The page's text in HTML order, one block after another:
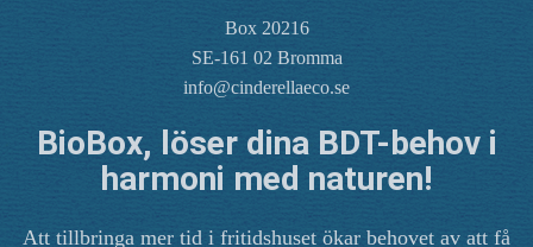
Box 20216
SE-161 02 Bromma
info@cinderellaeco.se
BioBox, löser dina BDT-behov i
harmoni med naturen!
Att tillbringa mer tid i fritidshuset ökar behovet av att få